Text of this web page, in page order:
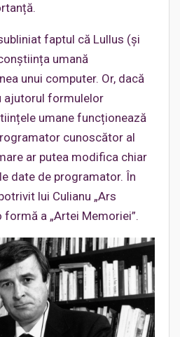
faptul că Lullus (și
umană
unui computer. Or, dacă
ajutorul formulelor
umane funcționează
cunoscător al
ar putea modifica chiar
date de programator. În
lui Culianu „Ars
formă a „Artei Memoriei”.